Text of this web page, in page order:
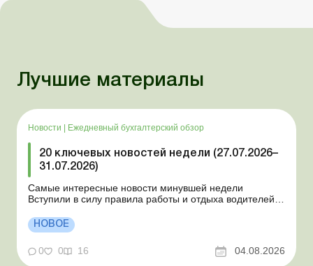
Лучшие материалы
Новости | Ежедневный бухгалтерский обзор
20 ключевых новостей недели (27.07.2026–
31.07.2026)
Самые интересные новости минувшей недели
Вступили в силу правила работы и отдыха водителей
положении Для сельхозпредприятий и ФЛП введены
новые разовые статистические формы Со 2 августа
изменяется порядок зачисления отдельных периодов
работы в стр...
НОВОЕ
0 0 16 04.08.2026